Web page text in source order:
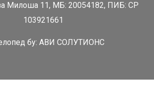
Милоша 11, МБ: 20054182, ПИБ: СР
103921661
бy: АВИ СОЛУТИОНС